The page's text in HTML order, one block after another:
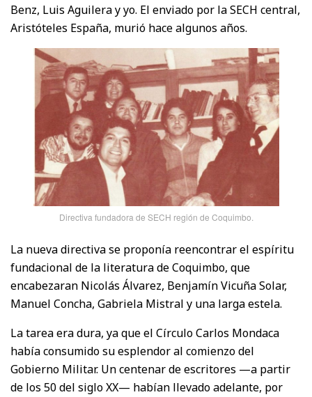
Benz, Luis Aguilera y yo. El enviado por la SECH central,
Aristóteles España, murió hace algunos años.
Directiva fundadora de SECH región de Coquimbo.
La nueva directiva se proponía reencontrar el espíritu
fundacional de la literatura de Coquimbo, que
encabezaran Nicolás Álvarez, Benjamín Vicuña Solar,
Manuel Concha, Gabriela Mistral y una larga estela.
La tarea era dura, ya que el Círculo Carlos Mondaca
había consumido su esplendor al comienzo del
Gobierno Militar. Un centenar de escritores —a partir
de los 50 del siglo XX— habían llevado adelante, por